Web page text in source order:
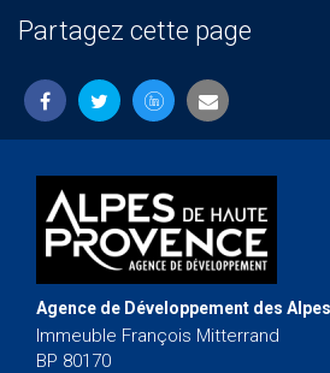
Partagez cette page
Agence de Développement des
Immeuble François Mitterrand
BP 80170